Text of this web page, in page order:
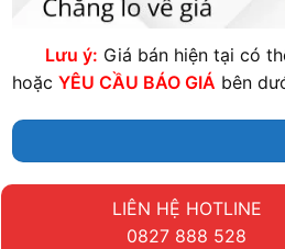
Lưu ý: Giá bán hiện tại có
hoặcYÊU CẦU BÁO GIÁ bên
LIÊN HỆ HOTLINE
0827 888 528